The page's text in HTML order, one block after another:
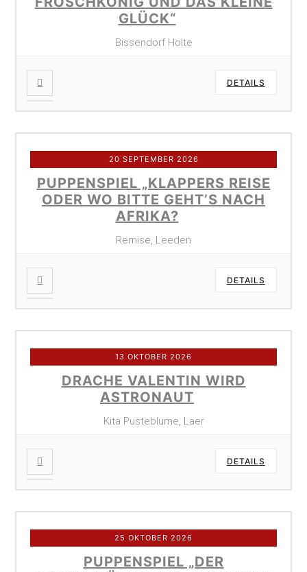
GLÜCK“
Bissendorf Holte
DETAILS
20 SEPTEMBER 2026
PUPPENSPIEL „KLAPPERS REISE
ODER WO BITTE GEHT’S NACH
AFRIKA?
Remise, Leeden
DETAILS
13 OKTOBER 2026
DRACHE VALENTIN WIRD
ASTRONAUT
Kita Pusteblume, Laer
DETAILS
25 OKTOBER 2026
PUPPENSPIEL „DER